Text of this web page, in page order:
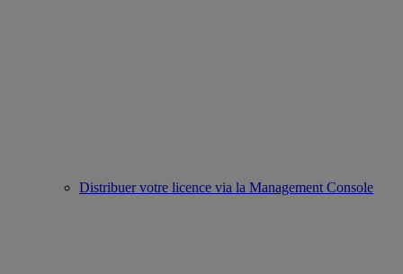
Distribuer votre licence via la Management Console